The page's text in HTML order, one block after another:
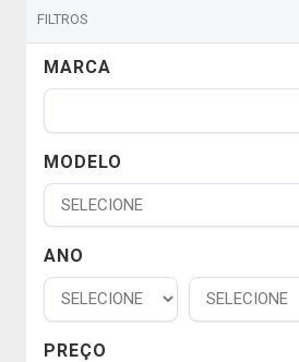
FILTROS
MARCA
MODELO
ANO
PREÇO